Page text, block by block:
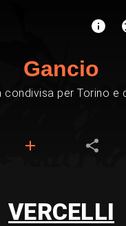
Gancio
condivisa per Torino e
VERCELLI